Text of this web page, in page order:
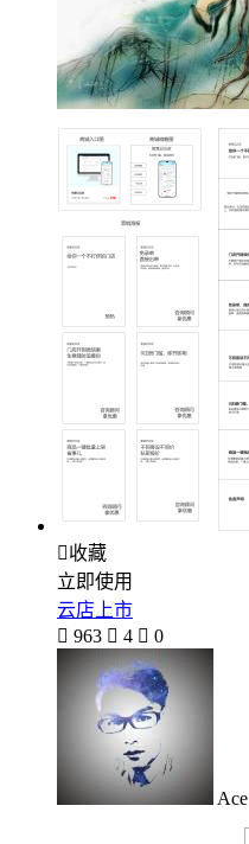
收藏
立即使用
云店上市
 963  4  0
Ace